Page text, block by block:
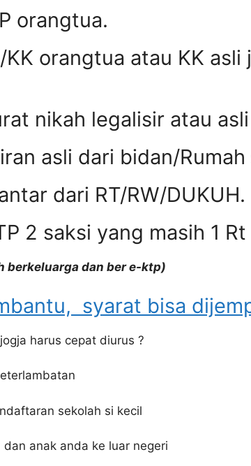
orangtua.
orangtua atau KK asli
nikah legalisir atau asli
asli dari bidan/Rumah
dari RT/RW/DUKUH.
2 saksi yang masih 1 Rt
berkeluarga dan ber e-ktp)
syarat bisa
harus cepat diurus ?
sekolah si kecil
anak anda ke luar negeri